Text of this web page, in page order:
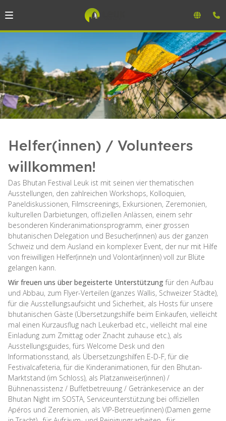
Helfer(innen) / Volunteers
willkommen!
Das Bhutan Festival Leuk ist mit seinen vier thematischen
Ausstellungen, den zahlreichen Workshops, Kolloquien,
Paneldiskussionen, Filmscreenings, Exkursionen, Zeremonien,
kulturellen Darbietungen, offiziellen Anlässen, einem sehr
besonderen Kinderanimationsprogramm, einer grossen
bhutanischen Delegation und Besucher(innen) aus der ganzen
Schweiz und dem Ausland ein komplexer Event, der nur mit Hilfe
von freiwilligen Helfer(inne)n und Volontär(innen) voll zur Blüte
gelangen kann.
Wir freuen uns über begeisterte Unterstützung für den Aufbau
und Abbau, zum Flyer-Verteilen (ganzes Wallis, Schweizer Städte),
für die Ausstellungsaufsicht und Sicherheit, als Hosts für unsere
bhutanischen Gäste (Übersetzungshilfe beim Einkaufen, vielleicht
mal einen Kurzausflug nach Leukerbad etc., vielleicht mal eine
Einladung zum Zmittag oder Znacht zuhause etc.), als
Ausstellungsguides, fürs Welcome Desk und den
Informationsstand, als Übersetzungshilfen E-D-F, für die
Festivalcafeteria, für die Kinderanimationen, für den Bhutan-
Marktstand (im Schloss), als Platzanweiser(innen) /
Bühnenassistenz / Buffetbetreuung / Getränkeservice an der
Bhutan Night im SOSTA, Serviceunterstützung bei offiziellen
Apéros und Zeremonien, als VIP-Betreuer(innen) (Damen gerne